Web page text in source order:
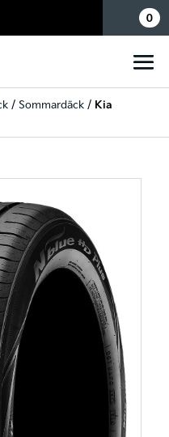
0
/ Sommardäck/ Kia